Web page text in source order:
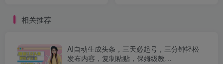
相关推荐
AI自动生成头条，三天必起号，三分钟轻松
发布内容，复制粘贴，保姆级教…